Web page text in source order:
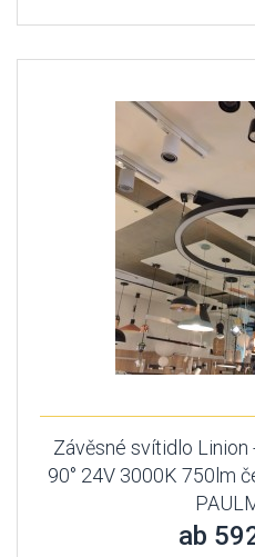
Závěsné svítidlo
90° 24V 3000K 750lm
ab